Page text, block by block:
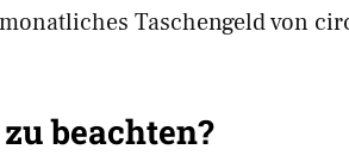
Taschengeld von
beachten?